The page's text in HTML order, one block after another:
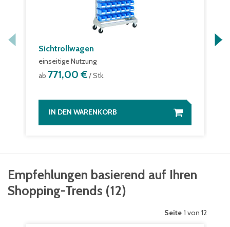
Sichtrollwagen
einseitige Nutzung
ab 771,00 €/ Stk.
IN DEN WARENKORB
Empfehlungen basierend auf Ihren
Shopping-Trends (12)
Seite 1 von 12